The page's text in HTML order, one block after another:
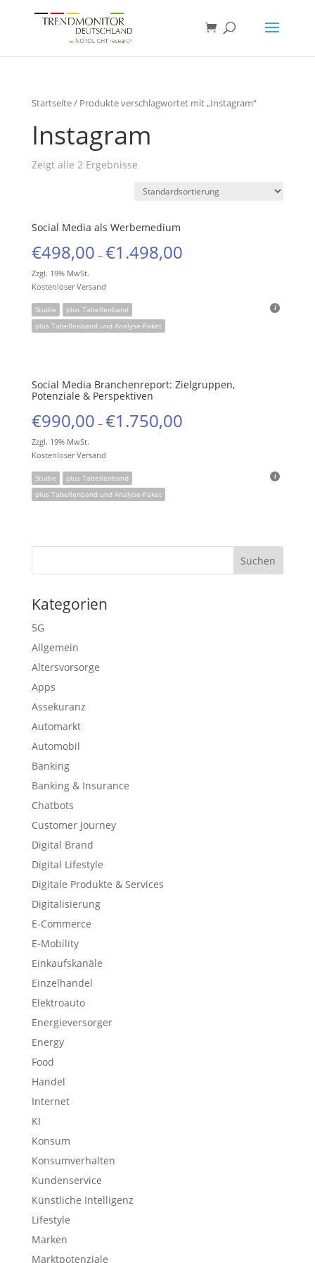
Startseite/ Produkte verschlagwortet mit „Instagram“
Instagram
Zeigt alle 2 Ergebnisse
Social Media als Werbemedium
€498,00 – €1.498,00
Zzgl. 19% MwSt.
Kostenloser Versand
Studie
plus Tabellenband
plus Tabellenband und Analyse-Paket
Social Media Branchenreport: Zielgruppen,
Potenziale & Perspektiven
€990,00 – €1.750,00
Zzgl. 19% MwSt.
Kostenloser Versand
Studie
plus Tabellenband
plus Tabellenband und Analyse-Paket
Kategorien
5G
Allgemein
Altersvorsorge
Apps
Assekuranz
Automarkt
Automobil
Banking
Banking & Insurance
Chatbots
Customer Journey
Digital Brand
Digital Lifestyle
Digitale Produkte & Services
Digitalisierung
E-Commerce
E-Mobility
Einkaufskanäle
Einzelhandel
Elektroauto
Energieversorger
Energy
Food
Handel
Internet
KI
Konsum
Konsumverhalten
Kundenservice
Künstliche Intelligenz
Lifestyle
Marken
Marktpotenziale